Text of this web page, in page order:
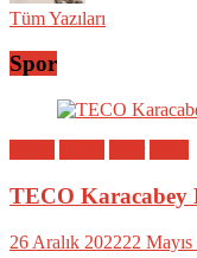
Tüm Yazıları
Spor
TECO Karacabey
26 Aralık 202222